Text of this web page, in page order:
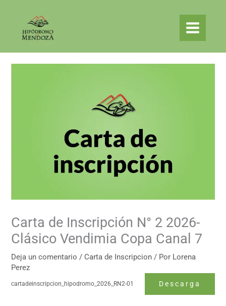
contenido
Carta de Inscripción N° 2 2026-
Clásico Vendimia Copa Canal 7
Deja un comentario / Carta de Inscripcion / Por Lorena
Perez
cartadeinscripcion_hipodromo_2026_RN2-01 Descarga